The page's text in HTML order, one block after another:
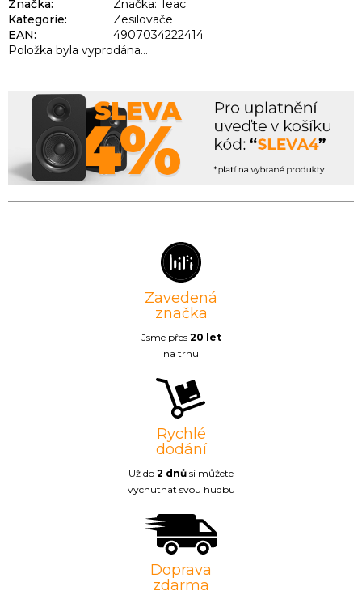
Značka:
Značka: Teac
Kategorie:
Zesilovače
EAN:
4907034222414
Položka byla vyprodána…
Zavedená
značka
Jsme přes 20 let
na trhu
Rychlé
dodání
Už do 2 dnů si můžete
vychutnat svou hudbu
Doprava
zdarma